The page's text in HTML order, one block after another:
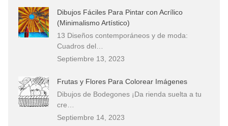
Dibujos Fáciles Para Pintar con Acrílico
(Minimalismo Artístico)
13 Diseños contemporáneos y de moda:
Cuadros del…
Septiembre 13, 2023
Frutas y Flores Para Colorear Imágenes
Dibujos de Bodegones ¡Da rienda suelta a tu
cre…
Septiembre 14, 2023